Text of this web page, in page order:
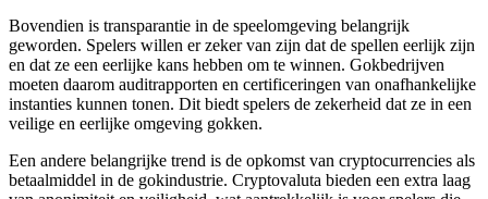
Bovendien is transparantie in de speelomgeving belangrijk
geworden. Spelers willen er zeker van zijn dat de spellen eerlijk zijn
en dat ze een eerlijke kans hebben om te winnen. Gokbedrijven
moeten daarom auditrapporten en certificeringen van onafhankelijke
instanties kunnen tonen. Dit biedt spelers de zekerheid dat ze in een
veilige en eerlijke omgeving gokken.
Een andere belangrijke trend is de opkomst van cryptocurrencies als
betaalmiddel in de gokindustrie. Cryptovaluta bieden een extra laag